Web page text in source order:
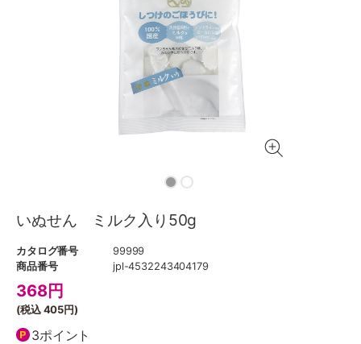
いぬせん ミルク入り50g
カタログ番号
99999
商品番号
jpl-4532243404179
368円
(税込405円)
3ポイント